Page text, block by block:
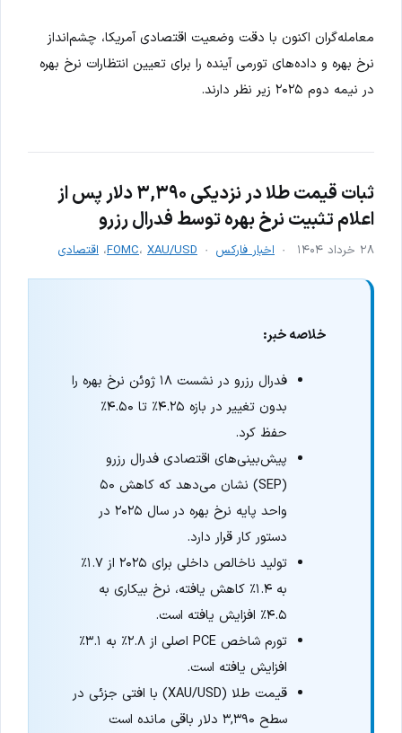
معامله‌گران اکنون با دقت وضعیت اقتصادی آمریکا، چشم‌انداز
نرخ بهره و داده‌های تورمی آینده را برای تعیین انتظارات نرخ بهره
در نیمه دوم ۲۰۲۵ زیر نظر دارند.
ثبات قیمت طلا در نزدیکی ۳,۳۹۰ دلار پس از
اعلام تثبیت نرخ بهره توسط فدرال رزرو
۲۸ خرداد ۱۴۰۴ اخبار فارکس FOMC، XAU/USD ، اقتصادی
خلاصه خبر:
فدرال رزرو در نشست ۱۸ ژوئن نرخ بهره را
بدون تغییر در بازه ۴.۲۵٪ تا ۴.۵۰٪
حفظ کرد.
پیش‌بینی‌های اقتصادی فدرال رزرو
(SEP) نشان می‌دهد که کاهش ۵۰
واحد پایه نرخ بهره در سال ۲۰۲۵ در
دستور کار قرار دارد.
تولید ناخالص داخلی برای ۲۰۲۵ از ۱.۷٪
به ۱.۴٪ کاهش یافته، نرخ بیکاری به
۴.۵٪ افزایش یافته است.
تورم شاخص PCE اصلی از ۲.۸٪ به ۳.۱٪
افزایش یافته است.
قیمت طلا (XAU/USD) با افتی جزئی در
سطح ۳,۳۹۰ دلار باقی مانده است